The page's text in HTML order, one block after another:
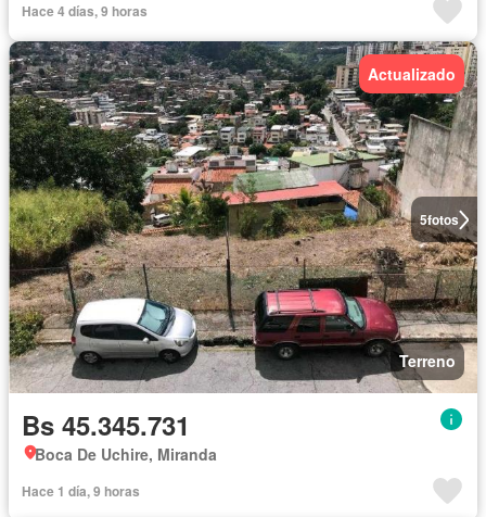
Hace 4 días, 9 horas
5fotos
Actualizado
Terreno
Bs 45.345.731
Boca De Uchire, Miranda
Hace 1 día, 9 horas